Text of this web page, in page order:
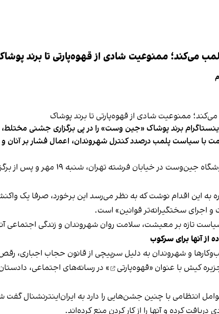
می‌کند؛ ممنوعیت شادی از قهوه‌پارتی تا برند
برند پوشاک «جین وست» را در پی برگزاری جشنی
با سیاست پلمب درصدد کنترل شهروندان، اعمال فشار بر آنان
به این اقدام نوشت که به نظر می‌رسد این برخورد، صرفا یک
اجرای سختگیرانه‌تر قوانین» است.
سیاست‌ تازه بر معیشت، سلامت روان شهروندان و زندگی اجتماعی
از آنها برای سرکوب
و شهروندان به دلیل سرپیچی از قانون حجاب اجباری،
کیش با عنوان «قهوه‌پارتی
» در رسانه‌های اجتماعی،
انتظامی با چنین جشن‌هایی را دارد به ایران‌اینترنشنال
کرده و آنها را از کار کردن منع کرده‌اند.